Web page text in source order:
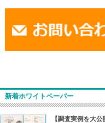
新着ホワイトペーパー
【調査実例を大